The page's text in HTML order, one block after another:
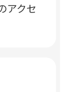
アクセ